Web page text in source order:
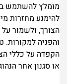
מומלץ להשתמש
להימנע מחזרות
הצורך, ולשמור על
והפניה למקורות.
או סגנון אחר